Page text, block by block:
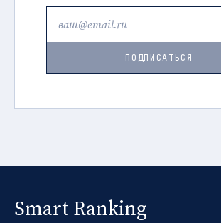
ПОДПИСАТЬСЯ
Smart Ranking